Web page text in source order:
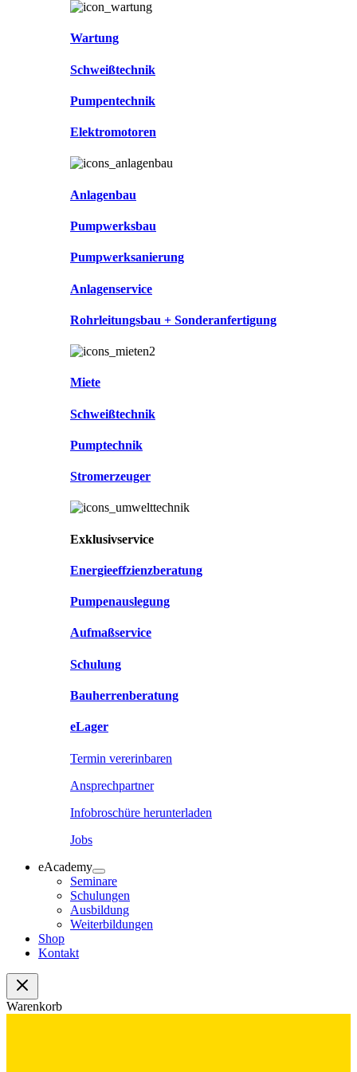
Wartung
Schweißtechnik
Pumpentechnik
Elektromotoren
Anlagenbau
Pumpwerksbau
Pumpwerksanierung
Anlagenservice
Rohrleitungsbau + Sonderanfertigung
Miete
Schweißtechnik
Pumptechnik
Stromerzeuger
Exklusivservice
Energieeffzienzberatung
Pumpenauslegung
Aufmaßservice
Schulung
Bauherrenberatung
eLager
Termin vererinbaren
Ansprechpartner
Infobroschüre herunterladen
Jobs
eAcademy
Seminare
Schulungen
Ausbildung
Weiterbildungen
Shop
Kontakt
Warenkorb